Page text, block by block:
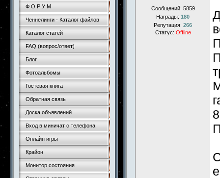
Ф О Р У М
Ченнелинги - Каталог файлов
Каталог статей
FAQ (вопрос/ответ)
Блог
Фотоальбомы
Гостевая книга
Обратная связь
Доска объявлений
Вход в миничат с телефона
Онлайн игры
Крайон
Монитор состояния
Сообщений: 5859
Награды: 180
Репутация: 266
Статус: Offline